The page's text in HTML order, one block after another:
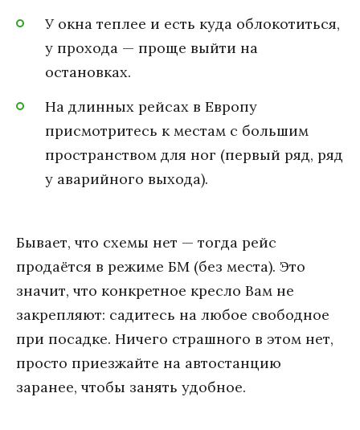
У окна теплее и есть куда облокотиться,
у прохода — проще выйти на
остановках.
На длинных рейсах в Европу
присмотритесь к местам с большим
пространством для ног (первый ряд, ряд
у аварийного выхода).
Бывает, что схемы нет — тогда рейс
продаётся в режиме БМ (без места). Это
значит, что конкретное кресло Вам не
закрепляют: садитесь на любое свободное
при посадке. Ничего страшного в этом нет,
просто приезжайте на автостанцию
заранее, чтобы занять удобное.